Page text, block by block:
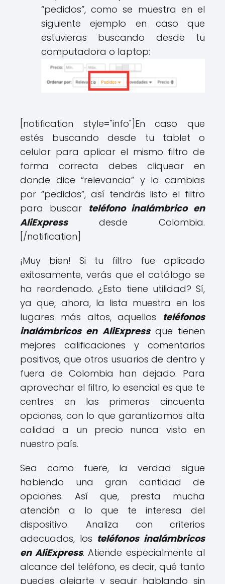
“pedidos”, como se muestra en el
siguiente ejemplo en caso que
estuvieras buscando desde tu
computadora o laptop:
[notification style="info"] En caso que
estés buscando desde tu tablet o
celular para aplicar el mismo filtro de
forma correcta debes cliquear en
donde dice “relevancia” y lo cambias
por “pedidos”, así tendrás listo el filtro
para buscar teléfono inalámbrico en
AliExpress desde Colombia.
[/notification]
¡Muy bien! Si tu filtro fue aplicado
exitosamente, verás que el catálogo se
ha reordenado. ¿Esto tiene utilidad? Sí,
ya que, ahora, la lista muestra en los
lugares más altos, aquellos teléfonos
inalámbricos en AliExpressque tienen
mejores calificaciones y comentarios
positivos, que otros usuarios de dentro y
fuera de Colombia han dejado. Para
aprovechar el filtro, lo esencial es que te
centres en las primeras cincuenta
opciones, con lo que garantizamos alta
calidad a un precio nunca visto en
nuestro país.
Sea como fuere, la verdad sigue
habiendo una gran cantidad de
opciones. Así que, presta mucha
atención a lo que te interesa del
dispositivo. Analiza con criterios
adecuados, los teléfonos inalámbricos
en AliExpress. Atiende especialmente al
alcance del teléfono, es decir, qué tanto
puedes alejarte y seguir hablando sin